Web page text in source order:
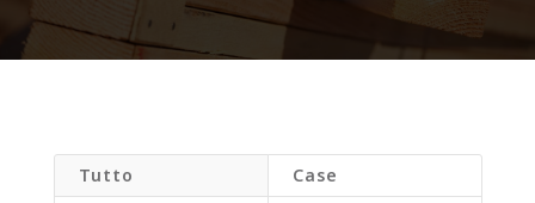
Tutto
Case